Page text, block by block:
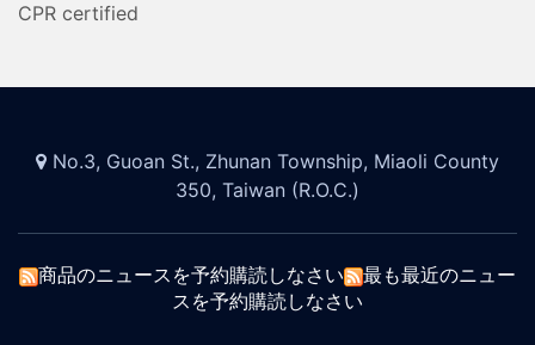
CPR certified
No.3, Guoan St., Zhunan Township, Miaoli County
350, Taiwan (R.O.C.)
商品のニュースを予約購読しなさい
最も最近のニュー
スを予約購読しなさい